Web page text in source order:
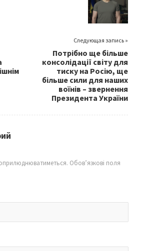
Следующая запись »
Потрібно ще більше
консолідації світу для
тиску на Росію, ще
більше сили для наших
воїнів – звернення
Президента України
Обов’язкові поля